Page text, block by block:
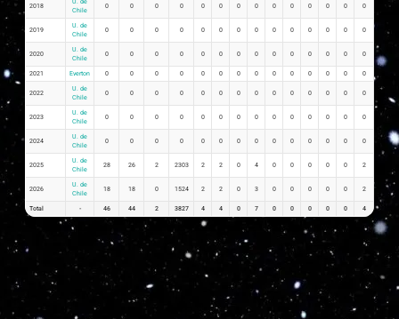
2018
U. de
Chile
0 0 0 0 0 0 0 0 0 0 0 0 0 0
2019
U. de
Chile
0 0 0 0 0 0 0 0 0 0 0 0 0 0
2020
U. de
Chile
0 0 0 0 0 0 0 0 0 0 0 0 0 0
2021 Everton 0 0 0 0 0 0 0 0 0 0 0 0 0 0
2022
U. de
Chile
0 0 0 0 0 0 0 0 0 0 0 0 0 0
2023
U. de
Chile
0 0 0 0 0 0 0 0 0 0 0 0 0 0 0
2024
U. de
Chile
0 0 0 0 0 0 0 0 0 0 0 0 0 0
2025
U. de
Chile
28 26 2 2303 2 2 0 4 0 0 0 0 0 2
2026
U. de
Chile
18 18 0 1524 2 2 0 3 0 0 0 0 0 2 0.11
Total - 46 44 2 3827 4 4 0 7 0 0 0 0 0 4